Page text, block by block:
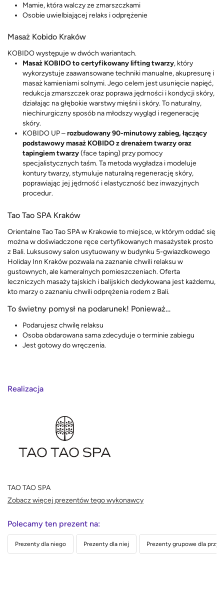
Mamie, która walczy ze zmarszczkami
Osobie uwielbiającej relaks i odprężenie
Masaż Kobido Kraków
KOBIDO występuje w dwóch wariantach.
Masaż KOBIDO to certyfikowany lifting twarzy, który
wykorzystuje zaawansowane techniki manualne, akupresurę i
masaż kamieniami solnymi. Jego celem jest usunięcie napięć,
redukcja zmarszczek oraz poprawa jędrności i kondycji skóry,
działając na głębokie warstwy mięśni i skóry. To naturalny,
niechirurgiczny sposób na młodszy wygląd i regenerację
skóry.
KOBIDO UP –rozbudowany 90-minutowy zabieg, łączący
podstawowy masaż KOBIDO z drenażem twarzy oraz
tapingiem twarzy(face taping) przy pomocy
specjalistycznych taśm. Ta metoda wygładza i modeluje
kontury twarzy, stymuluje naturalną regenerację skóry,
poprawiając jej jędrność i elastyczność bez inwazyjnych
procedur.
Tao Tao SPA Kraków
Orientalne Tao Tao SPA w Krakowie to miejsce, w którym oddać się
można w doświadczone ręce certyfikowanych masażystek prosto
z Bali. Luksusowy salon usytuowany w budynku 5-gwiazdkowego
Holiday Inn Kraków pozwala na zaznanie chwili relaksu w
gustownych, ale kameralnych pomieszczeniach. Oferta
leczniczych masaży tajskich i balijskich dedykowana jest każdemu,
kto marzy o zaznaniu chwili odprężenia rodem z Bali.
To świetny pomysł na podarunek! Ponieważ…
Podarujesz chwilę relaksu
Osoba obdarowana sama zdecyduje o terminie zabiegu
Jest gotowy do wręczenia.
Realizacja
TAO TAO SPA
Zobacz więcej prezentów tego wykonawcy
Polecamy ten prezent na:
Prezenty dla niego Prezenty dla niej Prezenty grupowe dla